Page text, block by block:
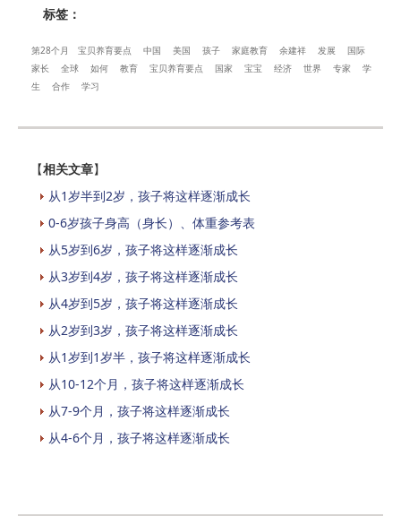
标签：
第28个月 宝贝养育要点 中国 美国 孩子 家庭教育 余建祥 发展
国际
家长
全球 如何 教育 宝贝养育要点 国家 宝宝 经济 世界 专家
学
生
合作 学习
【相关文章】
从1岁半到2岁，孩子将这样逐渐成长
0-6岁孩子身高（身长）、体重参考表
从5岁到6岁，孩子将这样逐渐成长
从3岁到4岁，孩子将这样逐渐成长
从4岁到5岁，孩子将这样逐渐成长
从2岁到3岁，孩子将这样逐渐成长
从1岁到1岁半，孩子将这样逐渐成长
从10-12个月，孩子将这样逐渐成长
从7-9个月，孩子将这样逐渐成长
从4-6个月，孩子将这样逐渐成长